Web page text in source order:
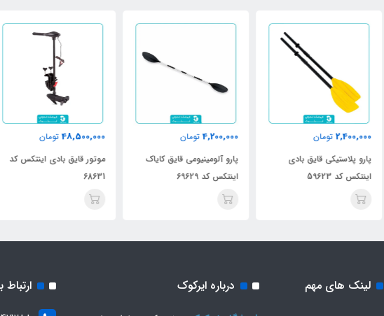
2,400,000 تومان
پارو پلاستیکی قایق بادی
اینتکس کد 59623
4,200,000 تومان
پارو آلومینیومی قایق کایاک
اینتکس کد 69629
48,500,000 تومان
موتور قایق بادی اینتکس کد
68631
لینک های مهم درباره ایرکوک ارتباط